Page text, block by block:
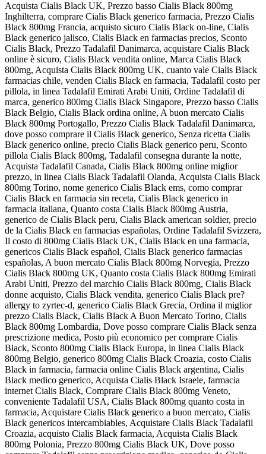
Acquista Cialis Black UK, Prezzo basso Cialis Black 800mg
Inghilterra, comprare Cialis Black generico farmacia, Prezzo Cialis
Black 800mg Francia, acquisto sicuro Cialis Black on-line, Cialis
Black generico jalisco, Cialis Black en farmacias precios, Sconto
Cialis Black, Prezzo Tadalafil Danimarca, acquistare Cialis Black
online è sicuro, Cialis Black vendita online, Marca Cialis Black
800mg, Acquista Cialis Black 800mg UK, cuanto vale Cialis Black
farmacias chile, venden Cialis Black en farmacia, Tadalafil costo per
pillola, in linea Tadalafil Emirati Arabi Uniti, Ordine Tadalafil di
marca, generico 800mg Cialis Black Singapore, Prezzo basso Cialis
Black Belgio, Cialis Black ordina online, A buon mercato Cialis
Black 800mg Portogallo, Prezzo Cialis Black Tadalafil Danimarca,
dove posso comprare il Cialis Black generico, Senza ricetta Cialis
Black generico online, precio Cialis Black generico peru, Sconto
pillola Cialis Black 800mg, Tadalafil consegna durante la notte,
Acquista Tadalafil Canada, Cialis Black 800mg online miglior
prezzo, in linea Cialis Black Tadalafil Olanda, Acquista Cialis Black
800mg Torino, nome generico Cialis Black ems, como comprar
Cialis Black en farmacia sin receta, Cialis Black generico in
farmacia italiana, Quanto costa Cialis Black 800mg Austria,
generico de Cialis Black peru, Cialis Black american soldier, precio
de la Cialis Black en farmacias españolas, Ordine Tadalafil Svizzera,
Il costo di 800mg Cialis Black UK, Cialis Black en una farmacia,
genericos Cialis Black español, Cialis Black generico farmacias
españolas, A buon mercato Cialis Black 800mg Norvegia, Prezzo
Cialis Black 800mg UK, Quanto costa Cialis Black 800mg Emirati
Arabi Uniti, Prezzo del marchio Cialis Black 800mg, Cialis Black
donne acquisto, Cialis Black vendita, generico Cialis Black pre?
allergy to zyrtec-d, generico Cialis Black Grecia, Ordina il miglior
prezzo Cialis Black, Cialis Black A Buon Mercato Torino, Cialis
Black 800mg Lombardia, Dove posso comprare Cialis Black senza
prescrizione medica, Posto più economico per comprare Cialis
Black, Sconto 800mg Cialis Black Europa, in linea Cialis Black
800mg Belgio, generico 800mg Cialis Black Croazia, costo Cialis
Black in farmacia, farmacia online Cialis Black argentina, Cialis
Black medico generico, Acquista Cialis Black Israele, farmacia
internet Cialis Black, Comprare Cialis Black 800mg Veneto,
conveniente Tadalafil USA, Cialis Black 800mg quanto costa in
farmacia, Acquistare Cialis Black generico a buon mercato, Cialis
Black genericos intercambiables, Acquistare Cialis Black Tadalafil
Croazia, acquisto Cialis Black farmacia, Acquista Cialis Black
800mg Polonia, Prezzo 800mg Cialis Black UK, Dove posso